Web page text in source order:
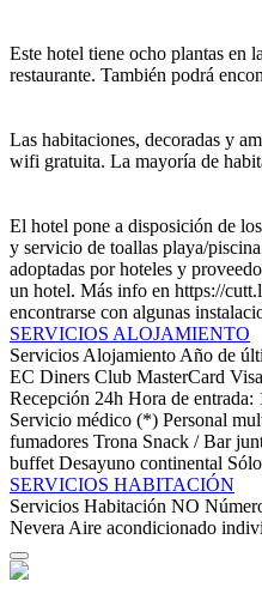
Este hotel tiene ocho plantas en
restaurante. También podrá
Las habitaciones, decoradas y
wifi gratuita. La mayoría de
El hotel pone a disposición de
y servicio de toallas playa/
adoptadas por hoteles y
un hotel. Más info en https://
encontrarse con algunas
SERVICIOS ALOJAMIENTO
Servicios Alojamiento Año de
EC Diners Club MasterCard Visa
Recepción 24h Hora de entrada:
Servicio médico (*) Personal
fumadores Trona Snack / Bar
buffet Desayuno continental
SERVICIOS HABITACIÓN
Servicios Habitación NO
Nevera Aire acondicionado